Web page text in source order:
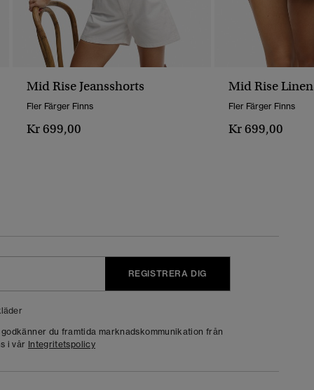
Mid Rise Jeansshorts
Fler Färger Finns
Kr 699,00
Mid Rise
Fler Färger Finns
Kr 699,00
REGISTRERA DIG
du framtida marknadskommunikation från
i vår Integritetspolicy